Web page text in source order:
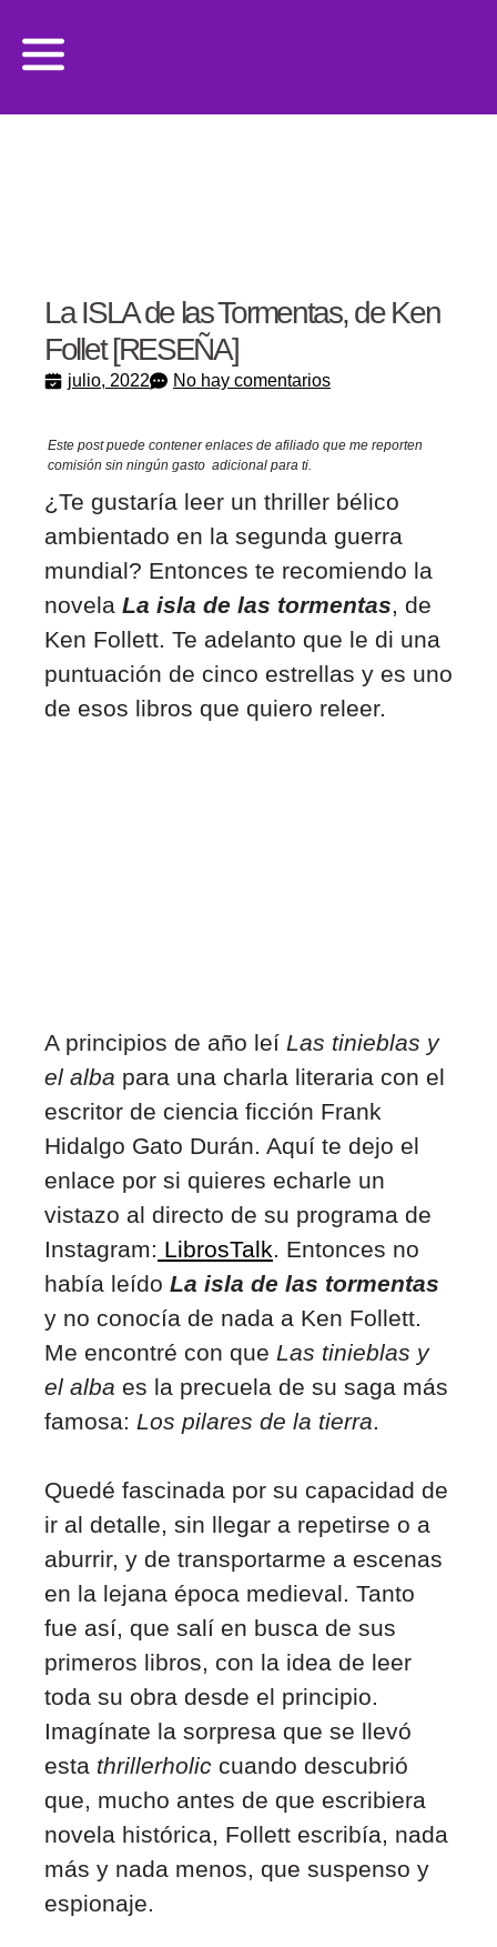
La ISLA de las Tormentas, de Ken
Follet [RESEÑA]
julio, 2022 No hay comentarios
Este post puede contener enlaces de afiliado que me reporten
comisión sin ningún gasto adicional para ti.
¿Te gustaría leer un thriller bélico
ambientado en la segunda guerra
mundial? Entonces te recomiendo la
novela La isla de las tormentas, de
Ken Follett. Te adelanto que le di una
puntuación de cinco estrellas y es uno
de esos libros que quiero releer.
A principios de año leí Las tinieblas y
el alba para una charla literaria con el
escritor de ciencia ficción Frank
Hidalgo Gato Durán. Aquí te dejo el
enlace por si quieres echarle un
vistazo al directo de su programa de
Instagram: LibrosTalk. Entonces no
había leído La isla de las tormentas
y no conocía de nada a Ken Follett.
Me encontré con que Las tinieblas y
el alba es la precuela de su saga más
famosa: Los pilares de la tierra.
Quedé fascinada por su capacidad de
ir al detalle, sin llegar a repetirse o a
aburrir, y de transportarme a escenas
en la lejana época medieval. Tanto
fue así, que salí en busca de sus
primeros libros, con la idea de leer
toda su obra desde el principio.
Imagínate la sorpresa que se llevó
esta thrillerholic cuando descubrió
que, mucho antes de que escribiera
novela histórica, Follett escribía, nada
más y nada menos, que suspenso y
espionaje.